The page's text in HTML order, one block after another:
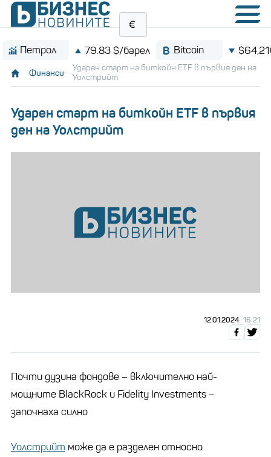
79.83 $/барел Bitcoin $64,210.0
Финанси
Ударен старт на биткойн ETF в първия ден на
Уолстрийт
Ударен старт на биткойн ETF в първия
ден на Уолстрийт
12.01.2024 16:21
Почти дузина фондове – включително най-
мощните BlackRock и Fidelity Investments –
започнаха силно
Уолстрийт може да е разделен относно